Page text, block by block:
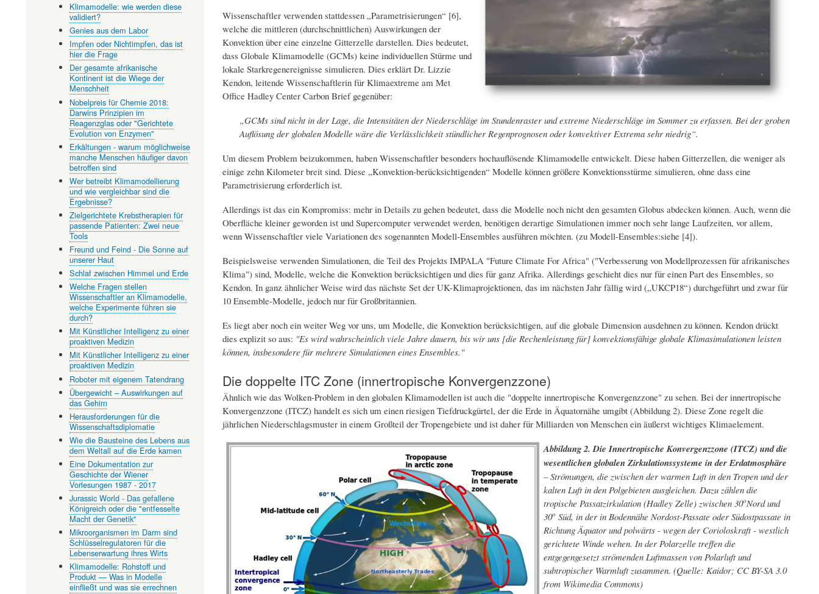
Wissenschaftler verwenden stattdessen „Parametrisierungen“ [6],
welche die mittleren (durchschnittlichen) Auswirkungen der
Konvektion über eine einzelne Gitterzelle darstellen. Dies bedeutet,
dass Globale Klimamodelle (GCMs) keine individuellen Stürme und
lokale Starkregenereignisse simulieren. Dies erklärt Dr. Lizzie
Kendon, leitende Wissenschaftlerin für Klimaextreme am Met
Office Hadley Center Carbon Brief gegenüber:
„GCMs sind nicht in der Lage, die Intensitäten der Niederschläge im Stundenraster und extreme Niederschläge im Sommer zu erfassen. Bei der groben
Auflösung der globalen Modelle wäre die Verlässlichkeit stündlicher Regenprognosen oder konvektiver Extrema sehr niedrig“.
Um diesem Problem beizukommen, haben Wissenschaftler besonders hochauflösende Klimamodelle entwickelt. Diese haben Gitterzellen, die weniger als
einige zehn Kilometer breit sind. Diese „Konvektion-berücksichtigenden“ Modelle können größere Konvektionsstürme simulieren, ohne dass eine
Parametrisierung erforderlich ist.
Allerdings ist das ein Kompromiss: mehr in Details zu gehen bedeutet, dass die Modelle noch nicht den gesamten Globus abdecken können. Auch, wenn die
Oberfläche kleiner geworden ist und Supercomputer verwendet werden, benötigen derartige Simulationen immer noch sehr lange Laufzeiten, vor allem,
wenn Wissenschaftler viele Variationen des sogenannten Modell-Ensembles ausführen möchten. (zu Modell-Ensembles:siehe [4]).
Beispielsweise verwenden Simulationen, die Teil des Projekts IMPALA "Future Climate For Africa" ​​("Verbesserung von Modellprozessen für afrikanisches
Klima") sind, Modelle, welche die Konvektion berücksichtigen und dies für ganz Afrika. Allerdings geschieht dies nur für einen Part des Ensembles, so
Kendon. In ganz ähnlicher Weise wird das nächste Set der UK-Klimaprojektionen, das im nächsten Jahr fällig wird („UKCP18“) durchgeführt und zwar für
10 Ensemble-Modelle, jedoch nur für Großbritannien.
Es liegt aber noch ein weiter Weg vor uns, um Modelle, die Konvektion berücksichtigen, auf die globale Dimension ausdehnen zu können. Kendon drückt
dies explizit so aus: "Es wird wahrscheinlich viele Jahre dauern, bis wir uns [die Rechenleistung für] konvektionsfähige globale Klimasimulationen leisten
können, insbesondere für mehrere Simulationen eines Ensembles."
Die doppelte ITC Zone (innertropische Konvergenzzone)
Ähnlich wie das Wolken-Problem in den globalen Klimamodellen ist auch die "doppelte innertropische Konvergenzzone" zu sehen. Bei der innertropische
Konvergenzzone (ITCZ) handelt es sich um einen riesigen Tiefdruckgürtel, der die Erde in Äquatornähe umgibt (Abbildung 2). Diese Zone regelt die
jährlichen Niederschlagsmuster in einem Großteil der Tropengebiete und ist daher für Milliarden von Menschen ein äußerst wichtiges Klimaelement.
Abbildung 2. Die Innertropische Konvergenzzone (ITCZ) und die
wesentlichen globalen Zirkulationssysteme in der Erdatmosphäre
– Strömungen, die zwischen der warmen Luft in den Tropen und der
kalten Luft in den Polgebieten ausgleichen. Dazu zählen die
tropische Passatzirkulation (Hadley Zelle) zwischen 30oNord und
30o Süd, in der in Bodennähe Nordost-Passate oder Südostpassate in
Richtung Äquator und polwärts - wegen der Corioloskraft - westlich
gerichtete Winde wehen. In der Polarzelle treffen die
entgegengesetzt strömenden Luftmassen von Polarluft und
subtropischer Warmluft zusammen. (Quelle: Kaidor; CC BY-SA 3.0
from Wikimedia Commons)
Klimamodelle: wie werden diese
validiert?
Genies aus dem Labor
Impfen oder Nichtimpfen, das ist
hier die Frage
Der gesamte afrikanische
Kontinent ist die Wiege der
Menschheit
Nobelpreis für Chemie 2018:
Darwins Prinzipien im
Reagenzglas oder "Gerichtete
Evolution von Enzymen"
Erkältungen - warum möglichweise
manche Menschen häufiger davon
betroffen sind
Wer betreibt Klimamodellierung
und wie vergleichbar sind die
Ergebnisse?
Zielgerichtete Krebstherapien für
passende Patienten: Zwei neue
Tools
Freund und Feind - Die Sonne auf
unserer Haut
Schlaf zwischen Himmel und Erde
Welche Fragen stellen
Wissenschaftler an Klimamodelle,
welche Experimente führen sie
durch?
Mit Künstlicher Intelligenz zu einer
proaktiven Medizin
Mit Künstlicher Intelligenz zu einer
proaktiven Medizin
Roboter mit eigenem Tatendrang
Übergewicht – Auswirkungen auf
das Gehirn
Herausforderungen für die
Wissenschaftsdiplomatie
Wie die Bausteine des Lebens aus
dem Weltall auf die Erde kamen
Eine Dokumentation zur
Geschichte der Wiener
Vorlesungen 1987 - 2017
Jurassic World - Das gefallene
Königreich oder die "entfesselte
Macht der Genetik"
Mikroorganismen im Darm sind
Schlüsselregulatoren für die
Lebenserwartung ihres Wirts
Klimamodelle: Rohstoff und
Produkt — Was in Modelle
einfließt und was sie errechnen